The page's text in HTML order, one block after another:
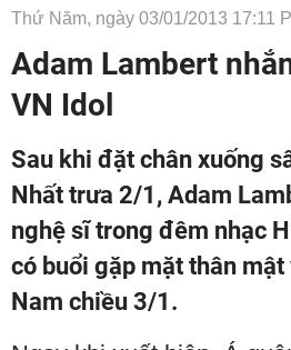
Thứ Năm, ngày 03/01/2013 17:11
Adam Lambert
VN Idol
Sau khi đặt chân xuống
Nhất trưa 2/1, Adam
nghệ sĩ trong đêm nhạc
có buổi gặp mặt thân
Nam chiều 3/1.